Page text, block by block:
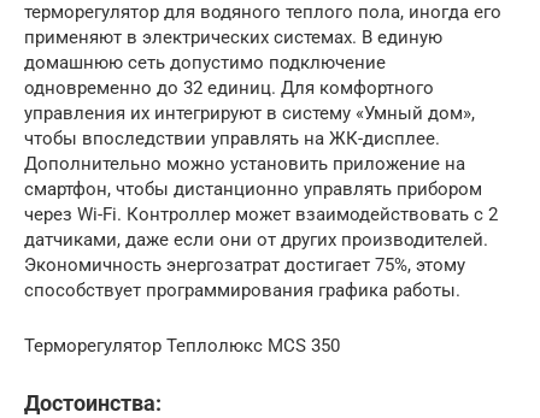
терморегулятор для водяного теплого пола, иногда его
применяют в электрических системах. В единую
домашнюю сеть допустимо подключение
одновременно до 32 единиц. Для комфортного
управления их интегрируют в систему «Умный дом»,
чтобы впоследствии управлять на ЖК-дисплее.
Дополнительно можно установить приложение на
смартфон, чтобы дистанционно управлять прибором
через Wi-Fi. Контроллер может взаимодействовать с 2
датчиками, даже если они от других производителей.
Экономичность энергозатрат достигает 75%, этому
способствует программирования графика работы.
Терморегулятор Теплолюкс MCS 350
Достоинства: